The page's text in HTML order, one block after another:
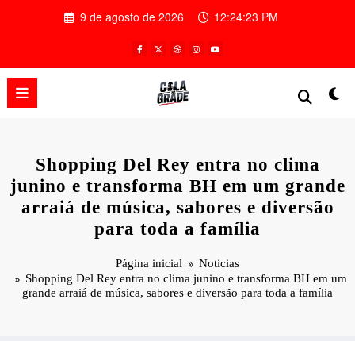
9 de agosto de 2026 12:24:24 PM
Shopping Del Rey entra no clima
junino e transforma BH em um grande
arraiá de música, sabores e diversão
para toda a família
Página inicial
Noticias
Shopping Del Rey entra no clima junino e transforma BH em um
grande arraiá de música, sabores e diversão para toda a família